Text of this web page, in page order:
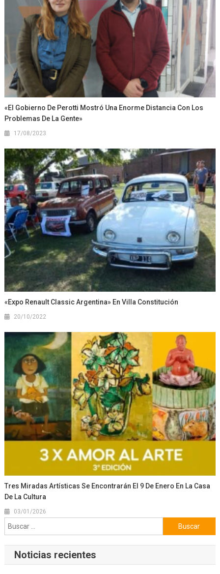
«El Gobierno De Perotti Mostró Una Enorme Distancia Con Los
Problemas De La Gente»
17/08/2023
«Expo Renault Classic Argentina» En Villa Constitución
20/10/2022
Tres Miradas Artísticas Se Encontrarán El 9 De Enero En La Casa
De La Cultura
03/01/2026
Buscar:
Noticias recientes